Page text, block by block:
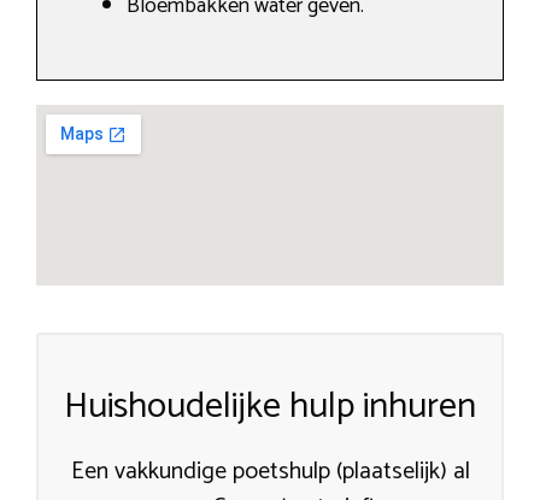
Huishoudelijke hulp inhuren
Een vakkundige poetshulp (plaatselijk) al